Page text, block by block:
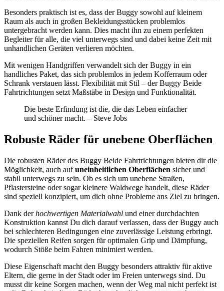
Besonders praktisch ist es, dass der Buggy sowohl auf kleinem
Raum als auch in großen Bekleidungsstücken problemlos
untergebracht werden kann. Dies macht ihn zu einem perfekten
Begleiter für alle, die viel unterwegs sind und dabei keine Zeit mit
unhandlichen Geräten verlieren möchten.
Mit wenigen Handgriffen verwandelt sich der Buggy in ein
handliches Paket, das sich problemlos in jedem Kofferraum oder
Schrank verstauen lässt. Flexibilität mit Stil – der Buggy Beide
Fahrtrichtungen setzt Maßstäbe in Design und Funktionalität.
Die beste Erfindung ist die, die das Leben einfacher
und schöner macht. – Steve Jobs
Robuste Räder für unebene Oberflächen
Die robusten Räder des Buggy Beide Fahrtrichtungen bieten dir die
Möglichkeit, auch aufuneinheitlichen Oberflächen sicher und
stabil unterwegs zu sein. Ob es sich um unebene Straßen,
Pflastersteine oder sogar kleinere Waldwege handelt, diese Räder
sind speziell konzipiert, um dich ohne Probleme ans Ziel zu bringen.
Dank derhochwertigen Materialwahl und einer durchdachten
Konstruktion kannst Du dich darauf verlassen, dass der Buggy auch
bei schlechteren Bedingungen eine zuverlässige Leistung erbringt.
Die speziellen Reifen sorgen für optimalen Grip und Dämpfung,
wodurch Stöße beim Fahren minimiert werden.
Diese Eigenschaft macht den Buggy besonders attraktiv für aktive
Eltern, die gerne in der Stadt oder im Freien unterwegs sind. Du
musst dir keine Sorgen machen, wenn der Weg mal nicht perfekt ist